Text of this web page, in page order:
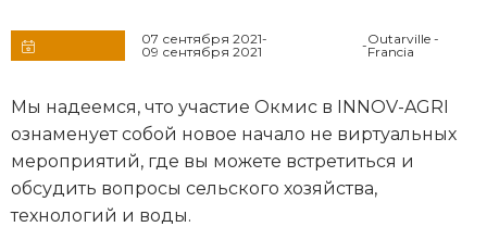
07 сентября 2021-
09 сентября 2021
-Outarville -
Francia
Мы надеемся, что участие Окмис в INNOV-AGRI
ознаменует собой новое начало не виртуальных
мероприятий, где вы можете встретиться и
обсудить вопросы сельского хозяйства,
технологий и воды.